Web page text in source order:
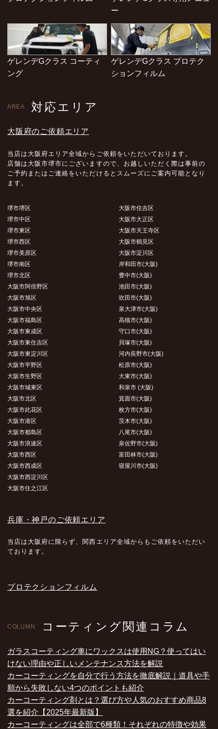
ー
ゲレンデGクラス コーティ
ング
ゲレンデGクラス プロテク
ションフィルム
AREA 対応エリア
大阪府のご依頼エリア
当店は大阪府エリア全域からご依頼をいただいております。
店舗は大阪市堺市にございますので、お越しいただく際は事前の
ご予約またはご連絡をいただけるとスムーズにご案内可能となり
ます。
堺市堺区
堺市中区
堺市東区
堺市西区
堺市美原区
堺市南区
堺市北区
大阪市阿倍野区
大阪市旭区
大阪市中央区
大阪市福島区
大阪市東成区
大阪市東住吉区
大阪市東淀川区
大阪市平野区
大阪市生野区
大阪市城東区
大阪市北区
大阪市此花区
大阪市港区
大阪市都島区
大阪市浪速区
大阪市西区
大阪市西成区
大阪市西淀川区
大阪市住之江区
大阪市住吉区
大阪市大正区
大阪市天王寺区
大阪市鶴見区
大阪市淀川区
岸和田市(大阪)
豊中市(大阪)
池田市(大阪)
吹田市(大阪)
泉大津市(大阪)
高槻市(大阪)
守口市(大阪)
貝塚市(大阪)
河内長野市(大阪)
松原市(大阪)
大東市(大阪)
和泉市 (大阪)
箕面市(大阪)
枚方市(大阪)
茨木市(大阪)
八尾市(大阪)
泉佐野市(大阪)
富田林市(大阪)
寝屋川市(大阪)
兵庫・神戸のご依頼エリア
当店は大阪府に限らず、関西エリア全域からもご依頼をいただい
ております。
プロテクションフィルム
COLUMN コーティング関連コラム
ガラスコーティング車にワックスは使用NG？使ってはい
けない理由や正しいメンテナンス方法を解説
カーコーティングを自分で行う方法を徹底解説｜道具や手
順から失敗しない4つのポイントも紹介
カーコーティング剤とは？選び方や人気のおすすめ商品8
選を紹介【2025年最新版】
カーコーティングは全部で6種類！それぞれの特徴や効果